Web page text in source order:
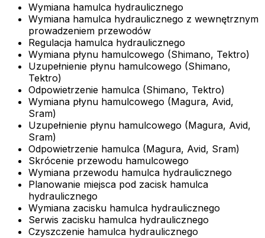
Wymiana hamulca hydraulicznego
Wymiana hamulca hydraulicznego z wewnętrznym
prowadzeniem przewodów
Regulacja hamulca hydraulicznego
Wymiana płynu hamulcowego (Shimano, Tektro)
Uzupełnienie płynu hamulcowego (Shimano,
Tektro)
Odpowietrzenie hamulca (Shimano, Tektro)
Wymiana płynu hamulcowego (Magura, Avid,
Sram)
Uzupełnienie płynu hamulcowego (Magura, Avid,
Sram)
Odpowietrzenie hamulca (Magura, Avid, Sram)
Skrócenie przewodu hamulcowego
Wymiana przewodu hamulca hydraulicznego
Planowanie miejsca pod zacisk hamulca
hydraulicznego
Wymiana zacisku hamulca hydraulicznego
Serwis zacisku hamulca hydraulicznego
Czyszczenie hamulca hydraulicznego